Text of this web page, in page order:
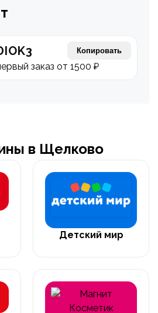
Копировать
заказ от 1500 ₽
в Щелково
Детский мир